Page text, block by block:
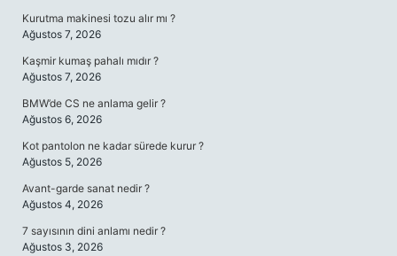
Kurutma makinesi tozu alır mı ?
Ağustos 7, 2026
Kaşmir kumaş pahalı mıdır ?
Ağustos 7, 2026
BMW’de CS ne anlama gelir ?
Ağustos 6, 2026
Kot pantolon ne kadar sürede kurur ?
Ağustos 5, 2026
Avant-garde sanat nedir ?
Ağustos 4, 2026
7 sayısının dini anlamı nedir ?
Ağustos 3, 2026